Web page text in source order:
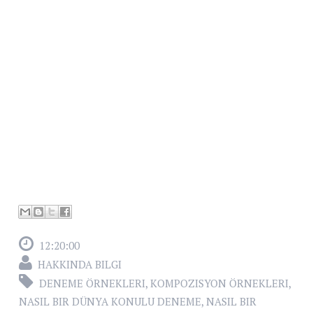
12:20:00
HAKKINDA BILGI
DENEME ÖRNEKLERI, KOMPOZISYON ÖRNEKLERI,
NASIL BIR DÜNYA KONULU DENEME, NASIL BIR